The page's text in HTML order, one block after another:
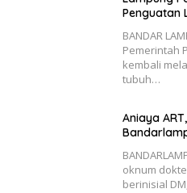
Penguatan
BANDAR
Pemerintah
kembali
tubuh…
Aniaya
oknum
berinisial